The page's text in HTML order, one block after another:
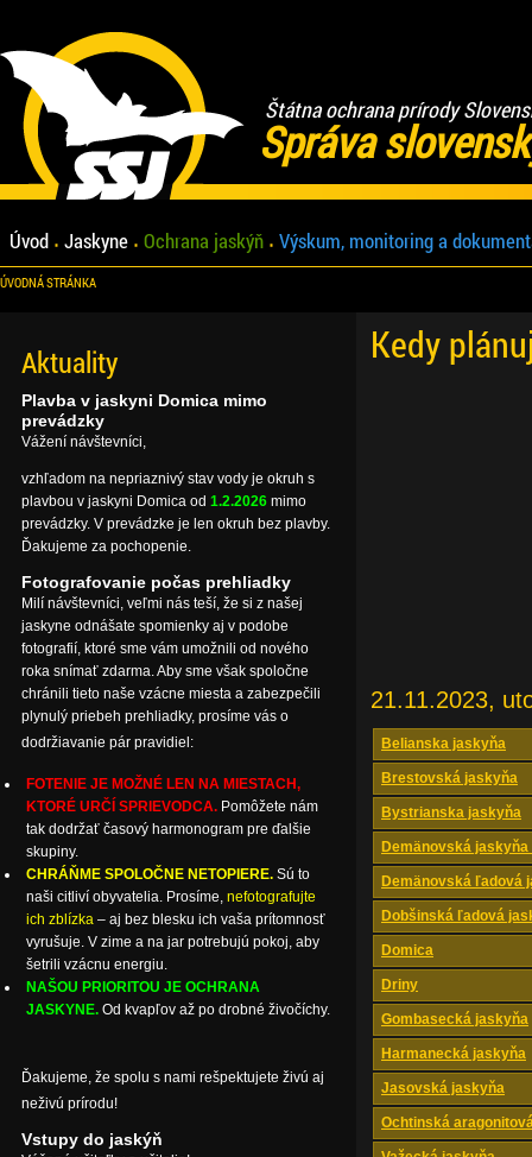
Štátna ochrana prírody
Správa
Úvod Jaskyne Ochrana jaskýň Výskum, monitoring a
ÚVODNÁ STRÁNKA
Kedy
21.11.2023,
Belianska jaskyňa
Brestovská jaskyňa
Bystrianska jaskyňa
Demänovská
Demänovská ľadová
Dobšinská ľadová
Domica
Driny
Gombasecká jaskyňa
Harmanecká jaskyňa
Jasovská jaskyňa
Ochtinská
Aktuality
Plavba v jaskyni Domica mimo
prevádzky
Vážení návštevníci,
vzhľadom na nepriaznivý stav vody je okruh s
plavbou v jaskyni Domica od 1.2.2026 mimo
prevádzky. V prevádzke je len okruh bez plavby.
Ďakujeme za pochopenie.
Fotografovanie počas prehliadky
Milí návštevníci, veľmi nás teší, že si z našej
jaskyne odnášate spomienky aj v podobe
fotografií, ktoré sme vám umožnili od nového
roka snímať zdarma. Aby sme však spoločne
chránili tieto naše vzácne miesta a zabezpečili
plynulý priebeh prehliadky, prosíme vás o
dodržiavanie pár pravidiel:
FOTENIE JE MOŽNÉ LEN NA MIESTACH,
KTORÉ URČÍ SPRIEVODCA. Pomôžete nám
tak dodržať časový harmonogram pre ďalšie
skupiny.
CHRÁŇME SPOLOČNE NETOPIERE. Sú to
naši citliví obyvatelia. Prosíme, nefotografujte
ich zblízka – aj bez blesku ich vaša prítomnosť
vyrušuje. V zime a na jar potrebujú pokoj, aby
šetrili vzácnu energiu.
NAŠOU PRIORITOU JE OCHRANA
JASKYNE. Od kvapľov až po drobné živočíchy.
Ďakujeme, že spolu s nami rešpektujete živú aj
neživú prírodu!
Vstupy do jaskýň